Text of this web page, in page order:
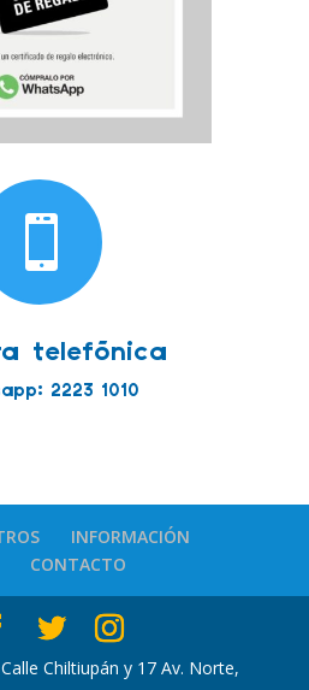

telefónica
2223 1010
INFORMACIÓN
CONTACTO
Chiltiupán y 17 Av. Norte,